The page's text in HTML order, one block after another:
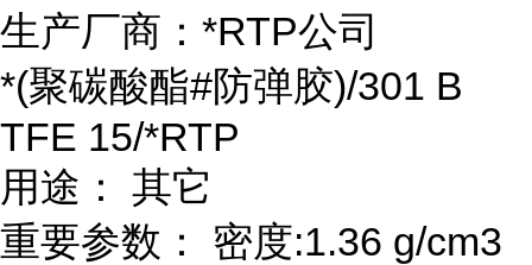
生产厂商：*RTP公司
*(聚碳酸酯#防弹胶)/301 B
TFE 15/*RTP
用途： 其它
重要参数： 密度:1.36 g/cm3